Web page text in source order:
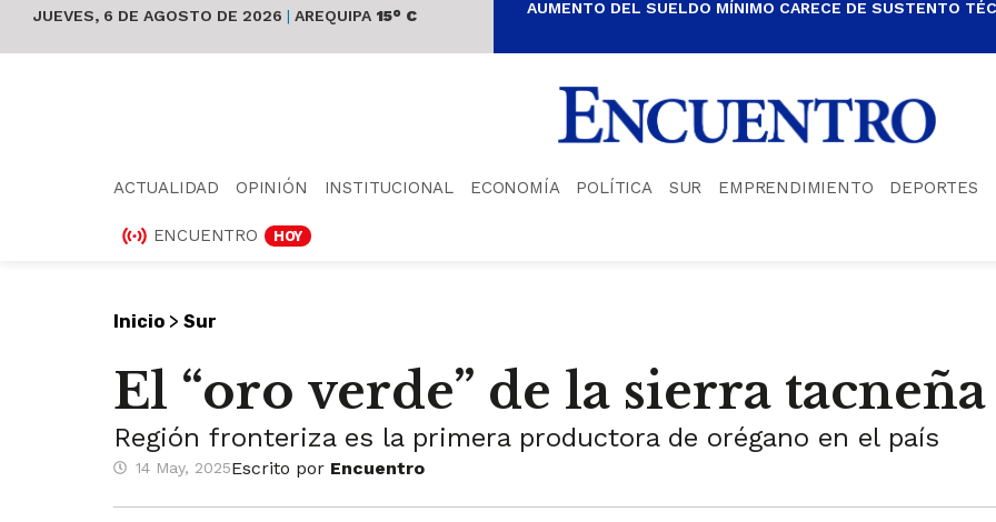
JUEVES, 6 DE AGOSTO DE 2026 | AREQUIPA 15° C AUMENTO DEL SUELDO MÍNIMO CARECE DE SUSTENTO
ACTUALIDAD OPINIÓN INSTITUCIONAL ECONOMÍA POLÍTICA SUR EMPRENDIMIENTO DEPORTES
ENCUENTRO HOY
Inicio > Sur
El “oro verde” de la sierra tacneña
Región fronteriza es la primera productora de orégano en el país
14 May, 2025Escrito por Encuentro